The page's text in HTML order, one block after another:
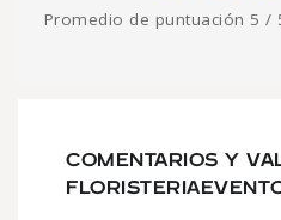
Promedio de puntuación 5 /
COMENTARIOS Y